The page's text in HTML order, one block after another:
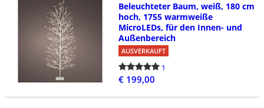
Beleuchteter Baum, weiß, 180 cm
hoch, 1755 warmweiße
MicroLEDs, für den Innen- und
Außenbereich
AUSVERKAUFT
1
€ 199,00